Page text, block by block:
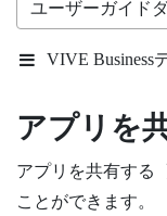
ユーザーガイド
VIVE Business
アプリを
アプリを共有する
ことができます。